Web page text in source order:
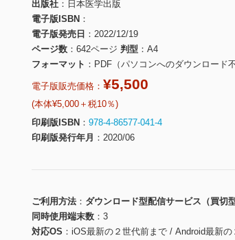
出版社
日本医学出版
電子版ISBN
電子版発売日
2022/12/19
ページ数
642ページ 判型
A4
フォーマット
PDF（パソコンへのダウンロード不
電子版販売価格： ¥5,500
(本体¥5,000＋税10％)
印刷版ISBN
978-4-86577-041-4
印刷版発行年月
2020/06
ご利用方法
ダウンロード型配信サービス（買切型
同時使用端末数
3
対応OS
iOS最新の２世代前まで / Android最新の